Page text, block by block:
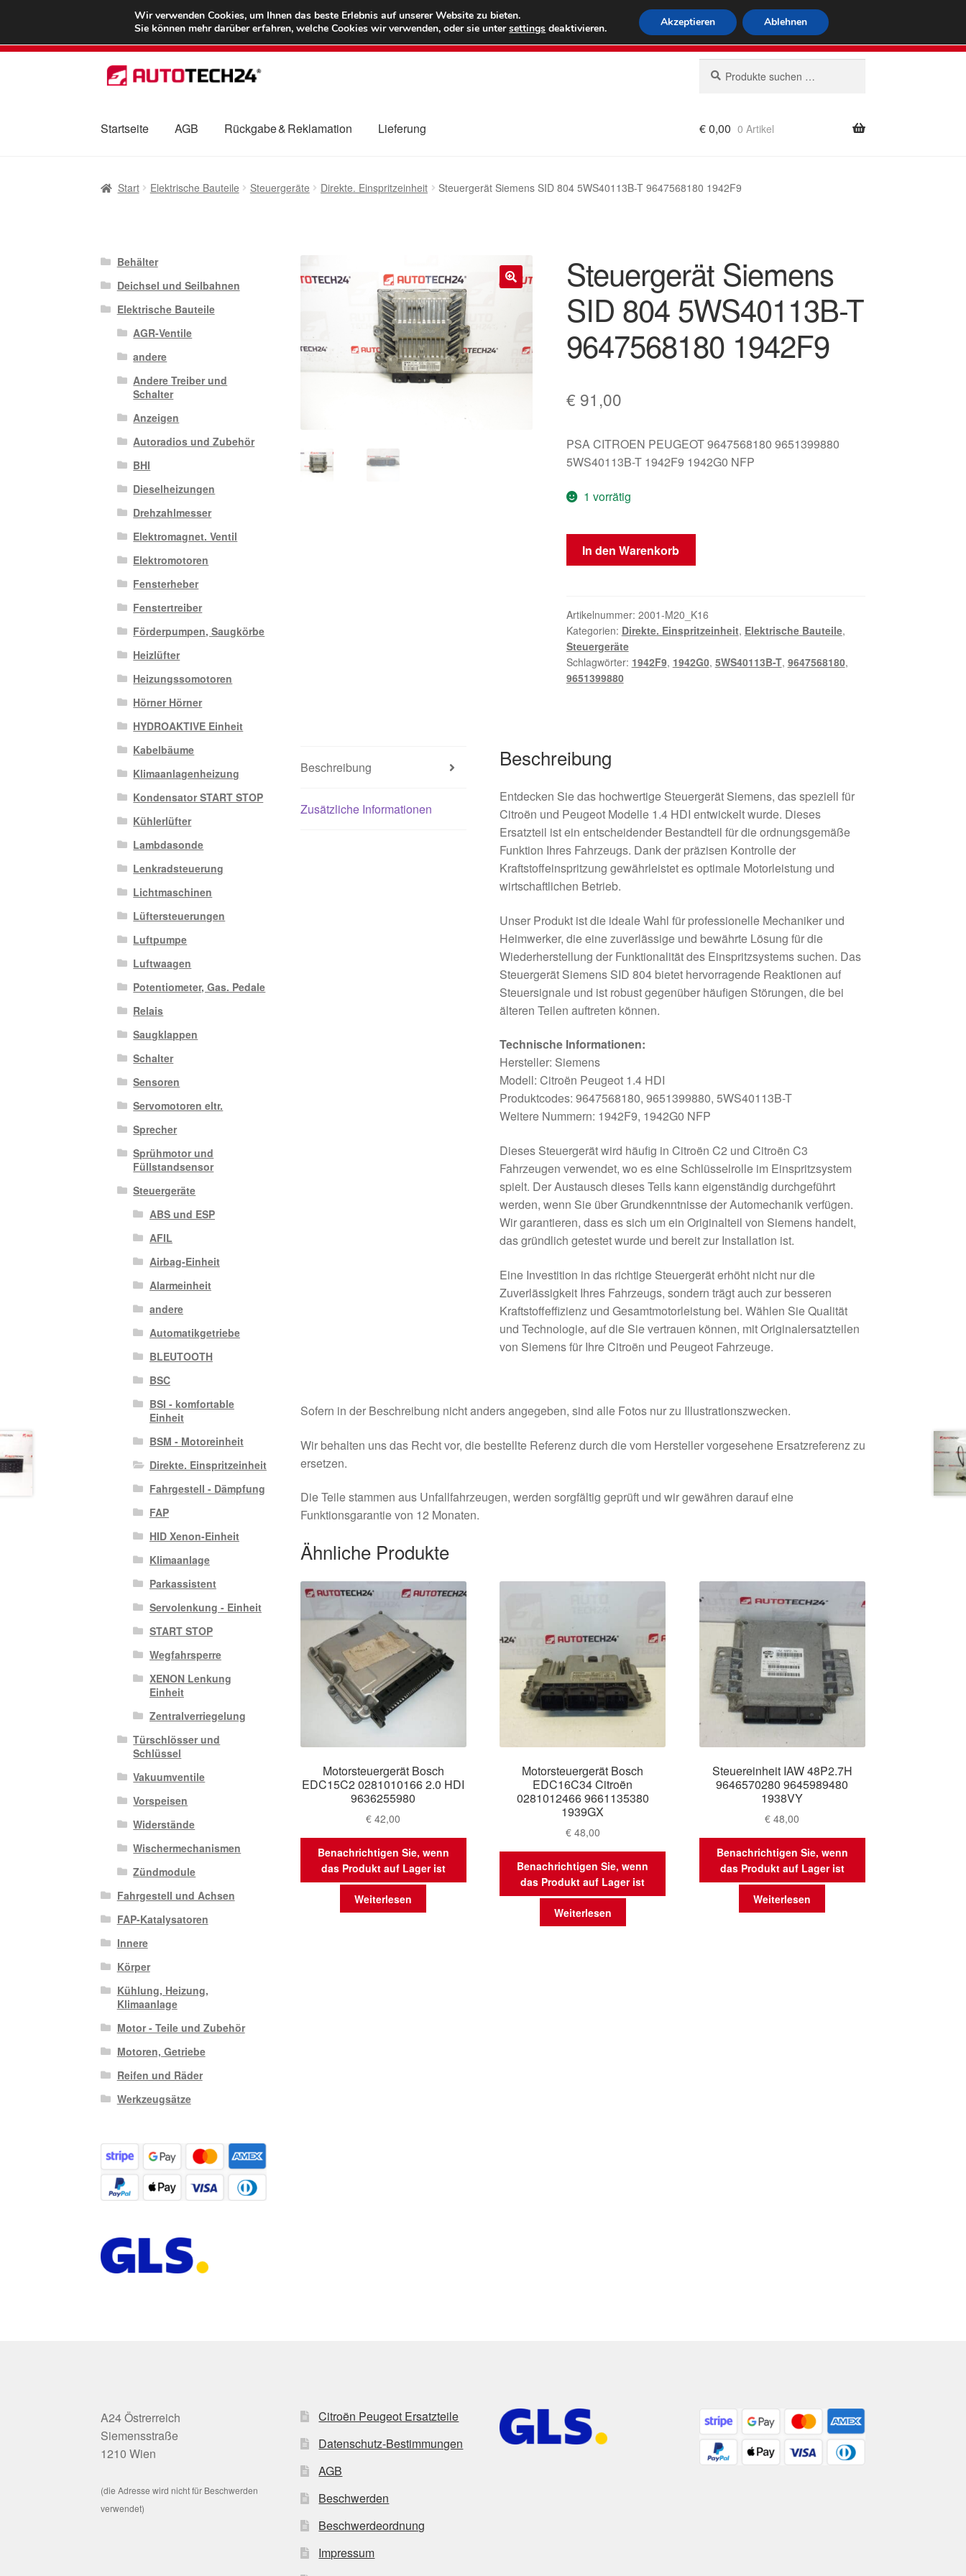
LIEFERUNG ab 6 EUR
Weltweiter Versand
(800) 500 564Mo-Fr 9-16 Uhr
Zur
Navigation
Zum
Inhalt
nach:
Startseite AGB Rückgabe & Reklamation Lieferung €0,00 0 Artikel
Start Elektrische Bauteile Steuergeräte Direkte. Einspritzeinheit Steuergerät Siemens SID 804 5WS40113B-T 9647568180 1942F9
Steuergerät Siemens
SID 804 5WS40113B-T
9647568180 1942F9
€ 91,00
PSA CITROEN PEUGEOT 9647568180 9651399880
5WS40113B-T 1942F9 1942G0 NFP
1 vorrätig
Steuergerät
Siemens
5WS40113B-
T
9647568180
1942F9
Menge
In den Warenkorb
Artikelnummer: 2001-M20_K16
Kategorien: Direkte. Einspritzeinheit, Elektrische Bauteile,
Steuergeräte
Schlagwörter: 1942F9, 1942G0, 5WS40113B-T, 9647568180,
9651399880
Beschreibung
Zusätzliche Informationen
Beschreibung
Entdecken Sie das hochwertige Steuergerät Siemens, das speziell für
Citroën und Peugeot Modelle 1.4 HDI entwickelt wurde. Dieses
Ersatzteil ist ein entscheidender Bestandteil für die ordnungsgemäße
Funktion Ihres Fahrzeugs. Dank der präzisen Kontrolle der
Kraftstoffeinspritzung gewährleistet es optimale Motorleistung und
wirtschaftlichen Betrieb.
Unser Produkt ist die ideale Wahl für professionelle Mechaniker und
Heimwerker, die eine zuverlässige und bewährte Lösung für die
Wiederherstellung der Funktionalität des Einspritzsystems suchen. Das
Steuergerät Siemens SID 804 bietet hervorragende Reaktionen auf
Steuersignale und ist robust gegenüber häufigen Störungen, die bei
älteren Teilen auftreten können.
Technische Informationen:
Hersteller: Siemens
Modell: Citroën Peugeot 1.4 HDI
Produktcodes: 9647568180, 9651399880, 5WS40113B-T
Weitere Nummern: 1942F9, 1942G0 NFP
Dieses Steuergerät wird häufig in Citroën C2 und Citroën C3
Fahrzeugen verwendet, wo es eine Schlüsselrolle im Einspritzsystem
spielt. Der Austausch dieses Teils kann eigenständig durchgeführt
werden, wenn Sie über Grundkenntnisse der Automechanik verfügen.
Wir garantieren, dass es sich um ein Originalteil von Siemens handelt,
das gründlich getestet wurde und bereit zur Installation ist.
Eine Investition in das richtige Steuergerät erhöht nicht nur die
Zuverlässigkeit Ihres Fahrzeugs, sondern trägt auch zur besseren
Kraftstoffeffizienz und Gesamtmotorleistung bei. Wählen Sie Qualität
und Technologie, auf die Sie vertrauen können, mit Originalersatzteilen
von Siemens für Ihre Citroën und Peugeot Fahrzeuge.
Sofern in der Beschreibung nicht anders angegeben, sind alle Fotos nur zu Illustrationszwecken.
Wir behalten uns das Recht vor, die bestellte Referenz durch die vom Hersteller vorgesehene Ersatzreferenz zu
ersetzen.
Die Teile stammen aus Unfallfahrzeugen, werden sorgfältig geprüft und wir gewähren darauf eine
Funktionsgarantie von 12 Monaten.
Ähnliche Produkte
Motorsteuergerät Bosch
EDC15C2 0281010166 2.0 HDI
9636255980
€ 42,00
Benachrichtigen Sie, wenn
das Produkt auf Lager ist
Weiterlesen
Motorsteuergerät Bosch
EDC16C34 Citroën
0281012466 9661135380
1939GX
€48,00
Benachrichtigen Sie, wenn
das Produkt auf Lager ist
Weiterlesen
Steuereinheit IAW 48P2.7H
9646570280 9645989480
1938VY
€ 48,00
Benachrichtigen Sie, wenn
das Produkt auf Lager ist
Weiterlesen
Behälter
Deichsel und Seilbahnen
Elektrische Bauteile
AGR-Ventile
andere
Andere Treiber und
Schalter
Anzeigen
Autoradios und Zubehör
BHI
Dieselheizungen
Drehzahlmesser
Elektromagnet. Ventil
Elektromotoren
Fensterheber
Fenstertreiber
Förderpumpen, Saugkörbe
Heizlüfter
Heizungssomotoren
Hörner Hörner
HYDROAKTIVE Einheit
Kabelbäume
Klimaanlagenheizung
Kondensator START STOP
Kühlerlüfter
Lambdasonde
Lenkradsteuerung
Lichtmaschinen
Lüftersteuerungen
Luftpumpe
Luftwaagen
Potentiometer, Gas. Pedale
Relais
Saugklappen
Schalter
Sensoren
Servomotoren eltr.
Sprecher
Sprühmotor und
Füllstandsensor
Steuergeräte
ABS und ESP
AFIL
Airbag-Einheit
Alarmeinheit
andere
Automatikgetriebe
BLEUTOOTH
BSC
BSI - komfortable
Einheit
BSM - Motoreinheit
Direkte. Einspritzeinheit
Fahrgestell - Dämpfung
FAP
HID Xenon-Einheit
Klimaanlage
Parkassistent
Servolenkung - Einheit
START STOP
Wegfahrsperre
XENON Lenkung
Einheit
Zentralverriegelung
Türschlösser und
Schlüssel
Vakuumventile
Vorspeisen
Widerstände
Wischermechanismen
Zündmodule
Fahrgestell und Achsen
FAP-Katalysatoren
Innere
Körper
Kühlung, Heizung,
Klimaanlage
Motor - Teile und Zubehör
Motoren, Getriebe
Reifen und Räder
Werkzeugsätze
A24 Östrerreich
Siemensstraße
1210 Wien
(die Adresse wird nicht für Beschwerden
verwendet)
Citroën Peugeot Ersatzteile
Datenschutz-Bestimmungen
AGB
Beschwerden
Beschwerdeordnung
Impressum
Wir verwenden Cookies, um Ihnen das beste Erlebnis auf unserer Website zu bieten.
Sie können mehr darüber erfahren, welche Cookies wir verwenden, oder sie untersettings deaktivieren. Akzeptieren Ablehnen